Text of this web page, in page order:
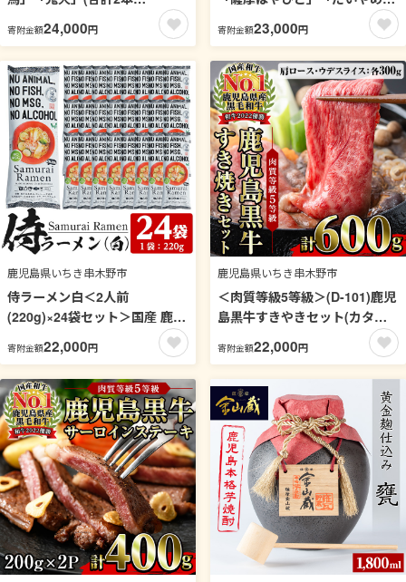
×1800ml)飲み比べセット！国
産 九州産 鹿児島 酒 焼酎 芋焼
酎 人気 飲み比べ セット【吉村
酒店】【99-003-18】
寄附金額24,000円
(DAIYAME)」(合計2本×1800ｍ
l)飲み比べセット！国産 九州産
鹿児島 酒 焼酎 芋焼酎 ライチ
お湯割り 人気 セット 飲み比べ
セット 飲み比べ 1.8L 一升瓶
【吉村酒店】【99-003-17】
寄附金額23,000円
鹿児島県いちき串木野市
侍ラーメン白＜2人前
(220g)×24袋セット＞国産 鹿児
島 インスタント 常温保存 めん
拉麺 らーめん 中華 中華料理 中
華そば 健康 ヘルシー 低カロリ
ー 【ヒガシマル】【00-089-
04】
寄附金額22,000円
鹿児島県いちき串木野市
＜肉質等級5等級＞(D-101)鹿児
島黒牛すきやきセット(カタロ
ーススライス・ウデスライス各
300g・合計600g)日本一に輝い
た牛肉をご家庭で！【JAさつ
ま日置農業協同組合】【00-
058-02】
寄附金額22,000円